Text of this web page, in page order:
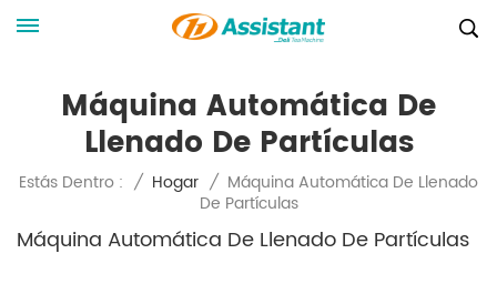
Máquina Automática De
Llenado De Partículas
Estás Dentro : / Hogar / Máquina Automática De Llenado
De Partículas
Máquina Automática De Llenado De Partículas